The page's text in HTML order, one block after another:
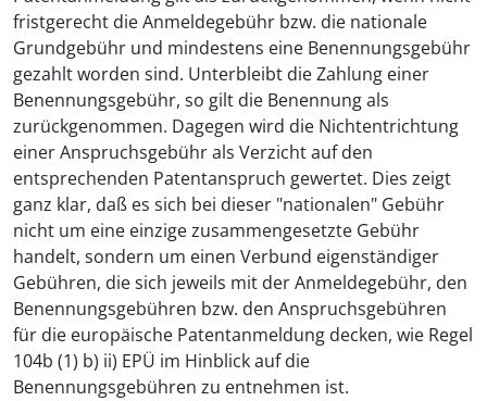
fristgerecht die Anmeldegebühr bzw. die nationale
Grundgebühr und mindestens eine Benennungsgebühr
gezahlt worden sind. Unterbleibt die Zahlung einer
Benennungsgebühr, so gilt die Benennung als
zurückgenommen. Dagegen wird die Nichtentrichtung
einer Anspruchsgebühr als Verzicht auf den
entsprechenden Patentanspruch gewertet. Dies zeigt
ganz klar, daß es sich bei dieser "nationalen" Gebühr
nicht um eine einzige zusammengesetzte Gebühr
handelt, sondern um einen Verbund eigenständiger
Gebühren, die sich jeweils mit der Anmeldegebühr, den
Benennungsgebühren bzw. den Anspruchsgebühren
für die europäische Patentanmeldung decken, wie Regel
104b (1) b) ii) EPÜ im Hinblick auf die
Benennungsgebühren zu entnehmen ist.